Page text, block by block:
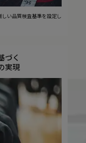
い品質検査基準を設定し
づく
実現